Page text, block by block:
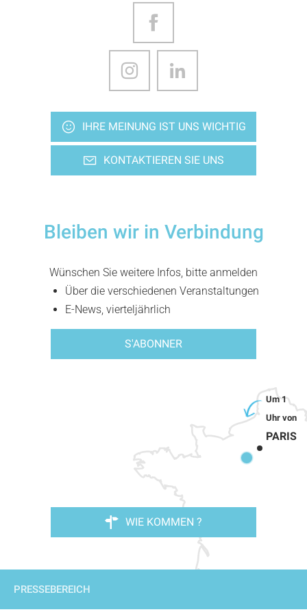
IHRE MEINUNG IST UNS WICHTIG
KONTAKTIEREN SIE UNS
Bleiben wir in Verbindung
Wünschen Sie weitere Infos, bitte anmelden
Über die verschiedenen Veranstaltungen
E-News, vierteljährlich
S'ABONNER
PARIS
WIE KOMMEN ?
PRESSEBEREICH